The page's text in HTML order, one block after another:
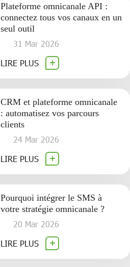
Plateforme omnicanale API :
connectez tous vos canaux en un
seul outil
31 Mar 2026
LIRE PLUS
CRM et plateforme omnicanale
: automatisez vos parcours
clients
24 Mar 2026
LIRE PLUS
Pourquoi intégrer le SMS à
votre stratégie omnicanale ?
20 Mar 2026
LIRE PLUS